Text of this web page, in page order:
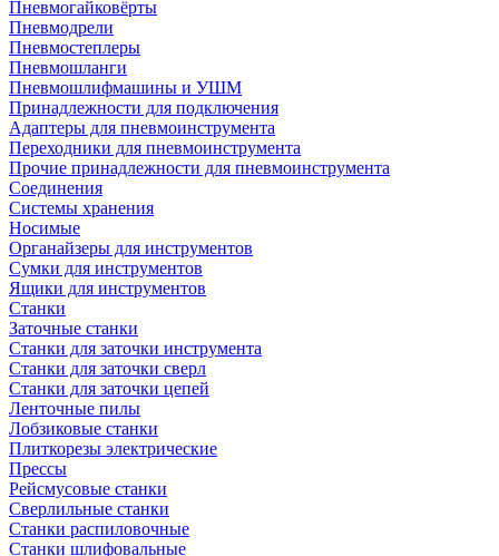
Пневмогайковёрты
Пневмодрели
Пневмостеплеры
Пневмошланги
Пневмошлифмашины и УШМ
Принадлежности для подключения
Адаптеры для пневмоинструмента
Переходники для пневмоинструмента
Прочие принадлежности для пневмоинструмента
Соединения
Системы хранения
Носимые
Органайзеры для инструментов
Сумки для инструментов
Ящики для инструментов
Станки
Заточные станки
Станки для заточки инструмента
Станки для заточки сверл
Станки для заточки цепей
Ленточные пилы
Лобзиковые станки
Плиткорезы электрические
Прессы
Рейсмусовые станки
Сверлильные станки
Станки распиловочные
Станки шлифовальные